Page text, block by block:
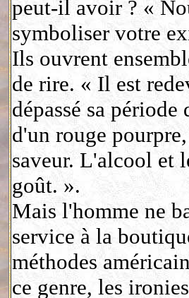
peut-il avoir ? «
symboliser votre
Ils ouvrent
de rire. « Il est
dépassé sa
d'un rouge
saveur. L'alcool et
goût. ».
Mais l'homme ne
service à la
méthodes
ce genre, les